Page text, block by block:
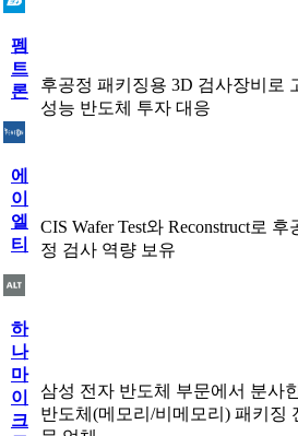
펨
트
론
후공정 패키징용 3D 검사장비로
성능 반도체 투자 대응
에
이
엘
티
CIS Wafer Test와 Reconstruct로 후
정 검사 역량 보유
하
나
마
이
크
삼성 전자 반도체 부문에서 분사
반도체(메모리/비메모리) 패키징